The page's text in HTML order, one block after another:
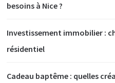
besoins à Nice ?
Investissement immobilier :
résidentiel
Cadeau baptême : quelles